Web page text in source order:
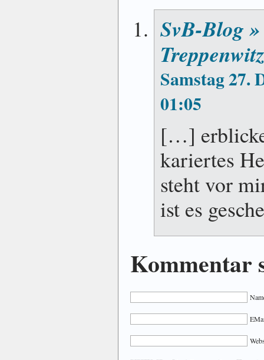
SvB-Blog
Treppenwitz
Samstag 27.
01:05
[…]
kariertes
steht vor
ist es
Kommentar